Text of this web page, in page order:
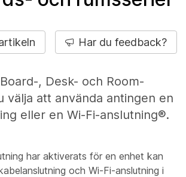
Har du feedback?
, Desk- och Room-
välja att använda antingen en
eller en Wi-Fi-anslutning®.
har aktiverats för en enhet kan
och Wi-Fi-anslutning i